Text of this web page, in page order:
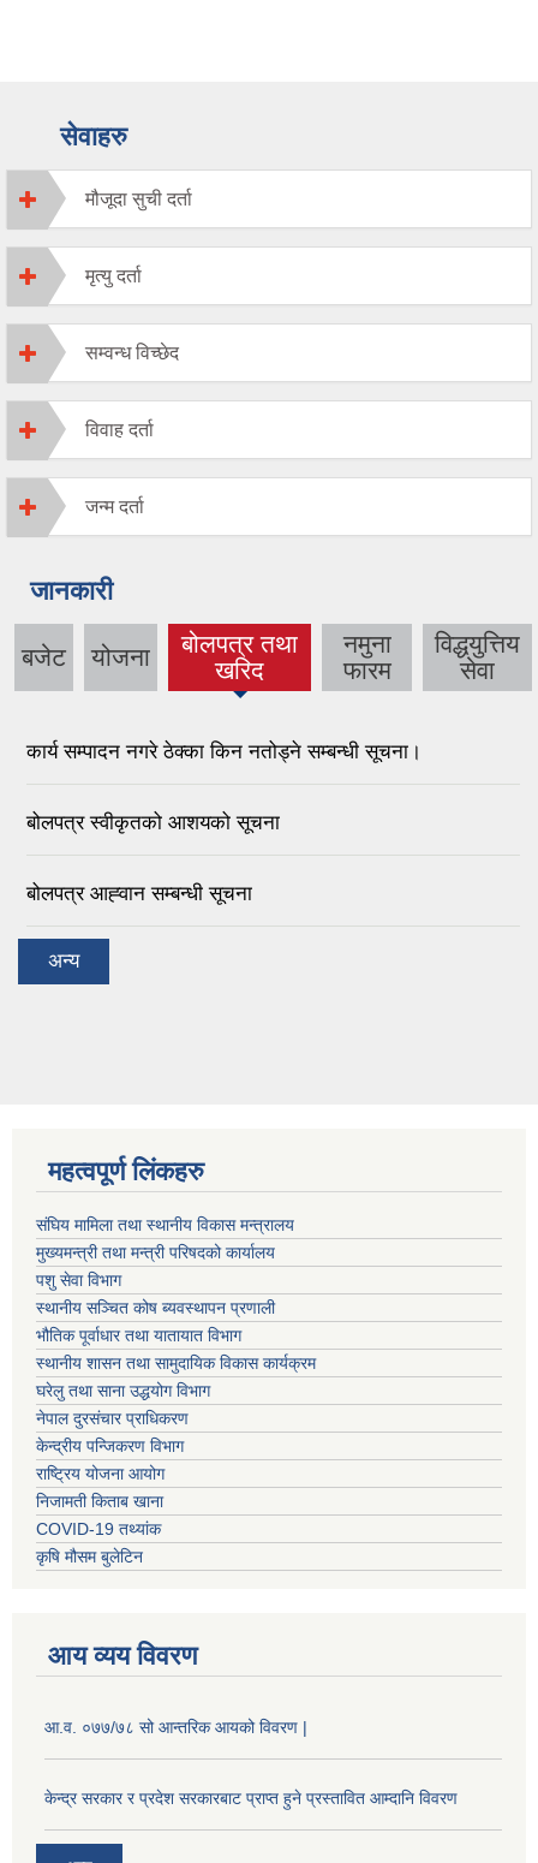
सेवाहरु
मौजूदा सुची दर्ता
मृत्यु दर्ता
सम्वन्ध विच्छेद
विवाह दर्ता
जन्म दर्ता
जानकारी
बजेट योजना
बोलपत्र तथा
खरिद
(active tab)
नमुना
फारम
विद्धयुत्तिय
सेवा
कार्य सम्पादन नगरे ठेक्का किन नतोड्ने सम्बन्धी सूचना।
बोलपत्र स्वीकृतको आशयको सूचना
बोलपत्र आह्‍वान सम्बन्धी सूचना
अन्य
महत्वपूर्ण लिंकहरु
संघिय मामिला तथा स्थानीय विकास मन्त्रालय
मुख्यमन्त्री तथा मन्त्री परिषदको कार्यालय
पशु सेवा विभाग
स्थानीय सञ्चित कोष ब्यवस्थापन प्रणाली
भौतिक पूर्वाधार तथा यातायात विभाग
स्थानीय शासन तथा सामुदायिक विकास कार्यक्रम
घरेलु तथा साना उद्धयोग विभाग
नेपाल दुरसंचार प्राधिकरण
केन्द्रीय पन्जिकरण विभाग
राष्ट्रिय योजना आयोग
निजामती किताब खाना
COVID-19 तथ्यांक
कृषि मौसम बुलेटिन
आय व्यय विवरण
आ.व. ०७७/७८ सो आन्तरिक आयको विवरण |
केन्द्र सरकार र प्रदेश सरकारबाट प्राप्त हुने प्रस्तावित आम्दानि विवरण